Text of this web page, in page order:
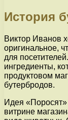
История
Виктор Иванов
оригинальное,
для
ингредиенты,
продуктовом
бутербродов.
Идея «Поросят»
витрине